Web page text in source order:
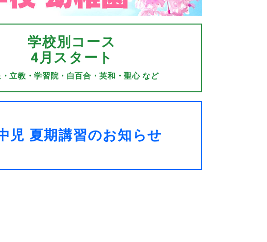
学校別コース
4月スタート
立教・学習院・白百合・英和・聖心 など
児 夏期講習のお知らせ